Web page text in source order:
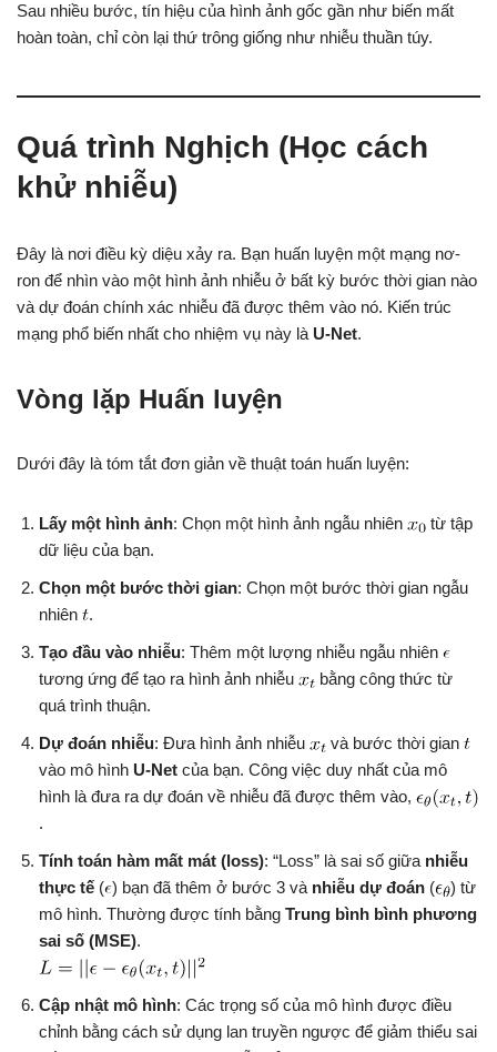
Sau nhiều bước, tín hiệu của hình ảnh gốc gần như biến mất
hoàn toàn, chỉ còn lại thứ trông giống như nhiễu thuần túy.
Quá trình Nghịch (Học cách
khử nhiễu)
Đây là nơi điều kỳ diệu xảy ra. Bạn huấn luyện một mạng nơ-
ron để nhìn vào một hình ảnh nhiễu ở bất kỳ bước thời gian nào
và dự đoán chính xác nhiễu đã được thêm vào nó. Kiến trúc
mạng phổ biến nhất cho nhiệm vụ này là U-Net.
Vòng lặp Huấn luyện
Dưới đây là tóm tắt đơn giản về thuật toán huấn luyện:
Lấy một hình ảnh: Chọn một hình ảnh ngẫu nhiên
từ tập
dữ liệu của bạn.
Chọn một bước thời gian: Chọn một bước thời gian ngẫu
nhiên
.
Tạo đầu vào nhiễu: Thêm một lượng nhiễu ngẫu nhiên
tương ứng để tạo ra hình ảnh nhiễu
bằng công thức từ
quá trình thuận.
Dự đoán nhiễu: Đưa hình ảnh nhiễu
và bước thời gian
vào mô hình U-Net của bạn. Công việc duy nhất của mô
hình là đưa ra dự đoán về nhiễu đã được thêm vào,
.
Tính toán hàm mất mát (loss): “Loss” là sai số giữa nhiễu
thực tế ( ) bạn đã thêm ở bước 3 và nhiễu dự đoán (
) từ
mô hình. Thường được tính bằng Trung bình bình phương
sai số (MSE).
Cập nhật mô hình: Các trọng số của mô hình được điều
chỉnh bằng cách sử dụng lan truyền ngược để giảm thiểu sai